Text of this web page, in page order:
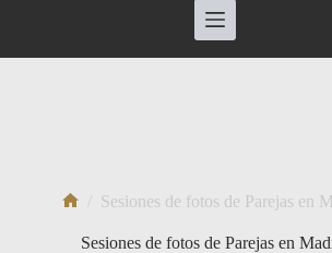
/ Sesiones de fotos de Parejas en
Sesiones de fotos de Parejas en